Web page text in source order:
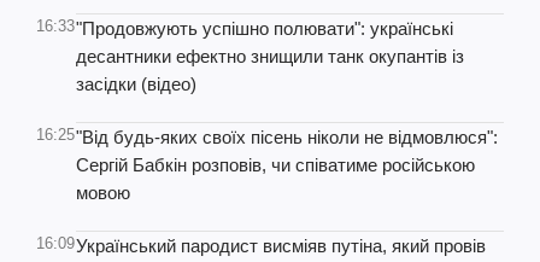
16:33"Продовжують успішно полювати": українські
десантники ефектно знищили танк окупантів із
засідки (відео)
16:25"Від будь-яких своїх пісень ніколи не відмовлюся":
Сергій Бабкін розповів, чи співатиме російською
мовою
16:09Український пародист висміяв путіна, який провів